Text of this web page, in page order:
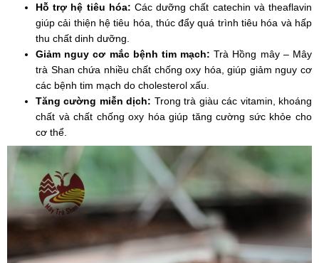
Hỗ trợ hệ tiêu hóa: Các dưỡng chất catechin và theaflavin
giúp cải thiện hệ tiêu hóa, thúc đẩy quá trình tiêu hóa và hấp
thu chất dinh dưỡng.
Giảm nguy cơ mắc bệnh tim mạch:Trà Hồng mây – Mây
trà Shan chứa nhiều chất chống oxy hóa, giúp giảm nguy cơ
các bệnh tim mạch do cholesterol xấu.
Tăng cường miễn dịch: Trong trà giàu các vitamin, khoáng
chất và chất chống oxy hóa giúp tăng cường sức khỏe cho
cơ thể.